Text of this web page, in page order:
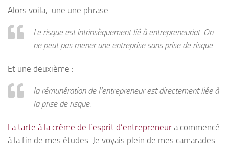
Alors voila, une une phrase :
Le risque est intrinsèquement lié à entrepreneuriat. On
ne peut pas mener une entreprise sans prise de risque
Et une deuxième :
la rémunération de l’entrepreneur est directement liée à
la prise de risque.
La tarte à la crème de l’esprit d’entrepreneur a commencé
à la fin de mes études. Je voyais plein de mes camarades